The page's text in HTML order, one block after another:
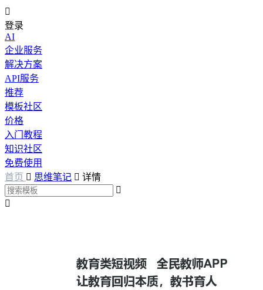

登录
AI
企业服务
解决方案
API服务
推荐
模板社区
价格
入门教程
知识社区
免费使用
首页  思维笔记  详情

